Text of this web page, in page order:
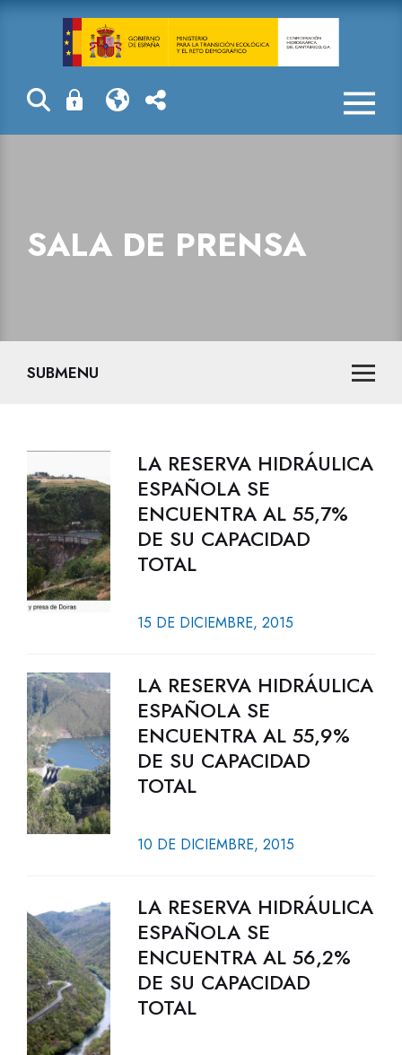
Sala de prensa
SALA DE PRENSA
SUBMENU
LA RESERVA HIDRÁULICA
ESPAÑOLA SE
ENCUENTRA AL 55,7%
DE SU CAPACIDAD
TOTAL
15 DE DICIEMBRE, 2015
LA RESERVA HIDRÁULICA
ESPAÑOLA SE
ENCUENTRA AL 55,9%
DE SU CAPACIDAD
TOTAL
10 DE DICIEMBRE, 2015
LA RESERVA HIDRÁULICA
ESPAÑOLA SE
ENCUENTRA AL 56,2%
DE SU CAPACIDAD
TOTAL